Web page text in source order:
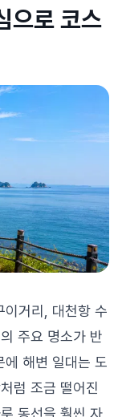
으로 코스
이거리, 대천항 수
주요 명소가 반
해변 일대는 도
럼 조금 떨어진
동선을 훨씬 자